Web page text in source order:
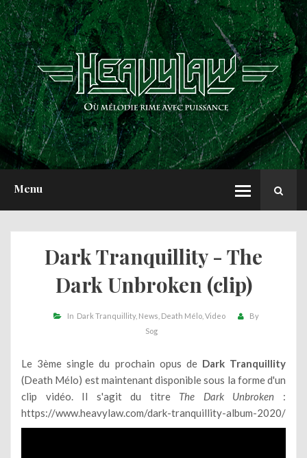
Menu
ACCUEIL
NEWS
CHRONIQUES
INTERVIEWS
REPORTS
A PROPOS
Dark Tranquillity - The
Dark Unbroken (clip)
In Dark Tranquillity News Death Mélo Video
By
Sog
Le 3ème single du prochain opus de Dark Tranquillity
(Death Mélo) est maintenant disponible sous la forme d'un
clip vidéo. Il s'agit du titre The Dark Unbroken :
https://www.heavylaw.com/dark-tranquillity-album-2020/